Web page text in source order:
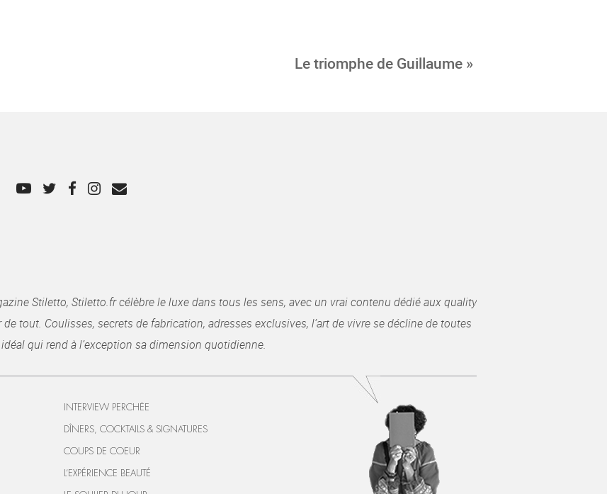
Le triomphe de Guillaume »
Stiletto, Stiletto.fr célèbre le luxe dans tous les sens, avec un vrai contenu dédié aux quality
tout. Coulisses, secrets de fabrication, adresses exclusives, l’art de vivre se décline de toutes
qui rend à l’exception sa dimension quotidienne.
INTERVIEW PERCHÉE
DÎNERS, COCKTAILS & SIGNATURES
COUPS DE COEUR
L’EXPÉRIENCE BEAUTÉ